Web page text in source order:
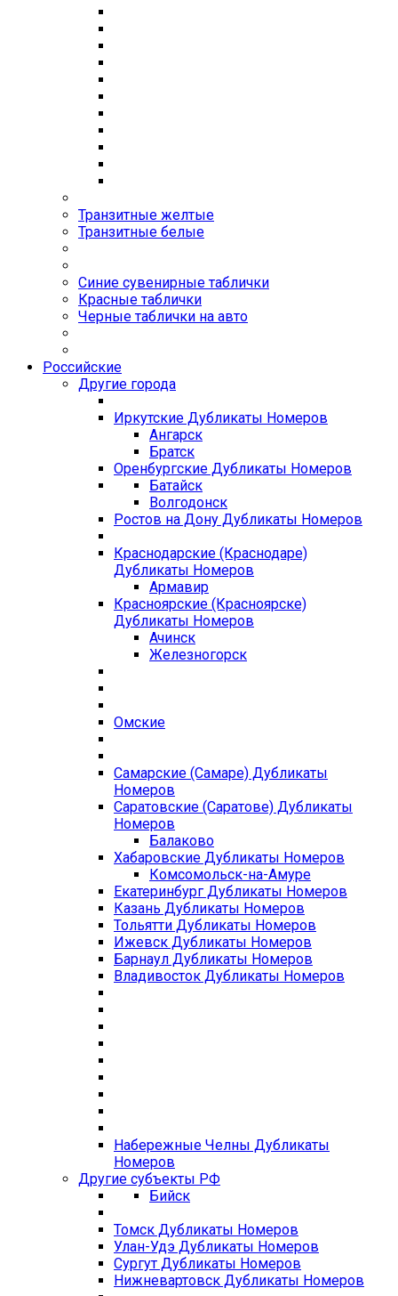
Транзитные желтые
Транзитные белые
Синие сувенирные таблички
Красные таблички
Черные таблички на авто
Российские
Другие города
Иркутские Дубликаты Номеров
Ангарск
Братск
Оренбургские Дубликаты Номеров
Батайск
Волгодонск
Ростов на Дону Дубликаты Номеров
Краснодарские (Краснодаре)
Дубликаты Номеров
Армавир
Красноярские (Красноярске)
Дубликаты Номеров
Ачинск
Железногорск
Омские
Самарские (Самаре) Дубликаты
Номеров
Саратовские (Саратове) Дубликаты
Номеров
Балаково
Хабаровские Дубликаты Номеров
Комсомольск-на-Амуре
Екатеринбург Дубликаты Номеров
Казань Дубликаты Номеров
Тольятти Дубликаты Номеров
Ижевск Дубликаты Номеров
Барнаул Дубликаты Номеров
Владивосток Дубликаты Номеров
Набережные Челны Дубликаты
Номеров
Другие субъекты РФ
Бийск
Томск Дубликаты Номеров
Улан-Удэ Дубликаты Номеров
Сургут Дубликаты Номеров
Нижневартовск Дубликаты Номеров